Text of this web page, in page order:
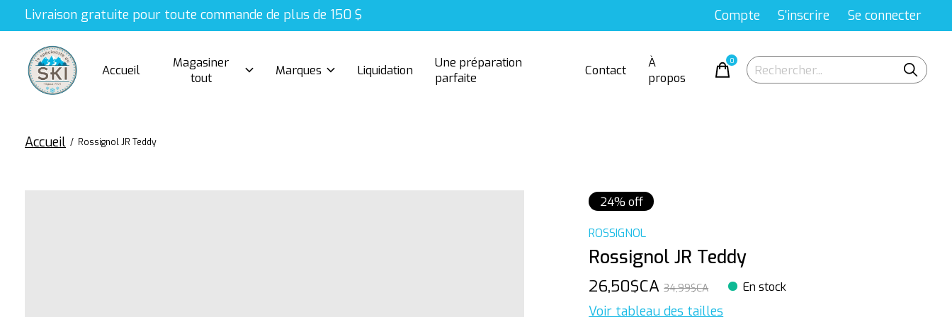
Livraison gratuite pour toute commande de plus de 150 $ Compte S'inscrire Se connecter
Accueil
Magasiner
tout
Marques Liquidation
Une préparation
parfaite
Contact
À
propos
0items
Accueil / Rossignol JR Teddy
24% off
ROSSIGNOL
Rossignol JR Teddy
26,50$CA34,99$CA En stock
Voir tableau des tailles